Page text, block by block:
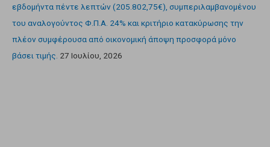
εβδομήντα πέντε λεπτών (205.802,75€), συμπεριλαμβανομένου
του αναλογούντος Φ.Π.Α. 24% και κριτήριο κατακύρωσης την
πλέον συμφέρουσα από οικονομική άποψη προσφορά μόνο
βάσει τιμής. 27 Ιουλίου, 2026